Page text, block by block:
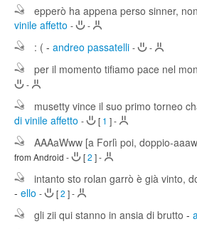
epperò ha appena perso sinner,
vinile affetto - -
: ( - andreo passatelli - -
per il momento tifiamo pace nel
-
musetty vince il suo primo torneo
di vinile affetto - [ 1 ]-
AAAaWww [a Forlì poi, doppio-
from Android - [2 ]-
intanto sto rolan garrò è già vinto,
- ello - [2 ]-
gli zii qui stanno in ansia di brutto -